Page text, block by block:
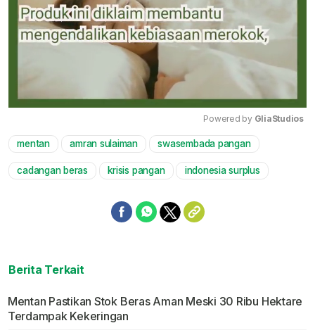
Mute
Powered by GliaStudios
mentan amran sulaiman swasembada pangan
cadangan beras krisis pangan indonesia surplus
Berita Terkait
Mentan Pastikan Stok Beras Aman Meski 30 Ribu Hektare
Terdampak Kekeringan